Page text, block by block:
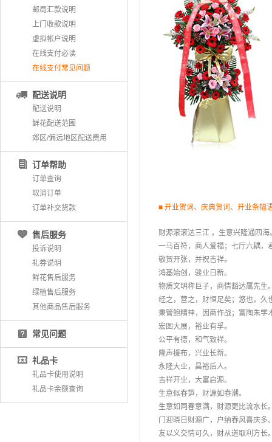
■ 开业贺词、庆典贺词、开业条幅
财源滚滚达三江 ，生意兴隆通四海
一马百符，商人爱福；七厅六耦，
敬贺开张，并祝吉祥。
鸿基始创，骏业日新。
物质文明称巨子，商情豁达属先生
经之，营之，财恒足矣；悠也，久
秉管鲍精神，因商作战；富陶朱学
宏图大展，裕业有孚。
公平有德，和气致祥。
隆声援布，兴业长新。
永隆大业，昌裕后人。
吉祥开业，大富启源。
生意似春笋，财源如春潮。
生意如同春意满，财源更比流水长
门迎晓日财源广，户纳春风喜庆多
友以义交情可久，财从道取利方长
邮局汇款说明
上门收款说明
虚拟帐户说明
在线支付必读
在线支付常见问题
配送说明
配送说明
鲜花配送范围
郊区/偏远地区配送费用
订单帮助
订单查询
取消订单
订单补交货款
售后服务
投诉说明
礼券说明
鲜花售后服务
绿植售后服务
其他商品售后服务
常见问题
礼品卡
礼品卡使用说明
礼品卡余额查询